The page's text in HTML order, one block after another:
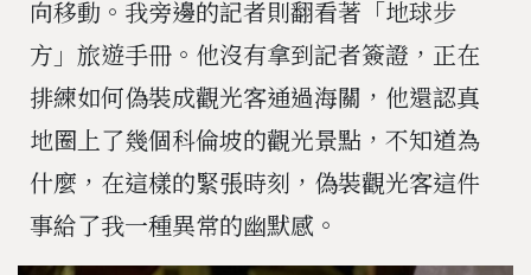
向移動。我旁邊的記者則翻看著「地球步
方」旅遊手冊。他沒有拿到記者簽證，正在
排練如何偽裝成觀光客通過海關，他還認真
地圈上了幾個科倫坡的觀光景點，不知道為
什麼，在這樣的緊張時刻，偽裝觀光客這件
事給了我一種異常的幽默感。